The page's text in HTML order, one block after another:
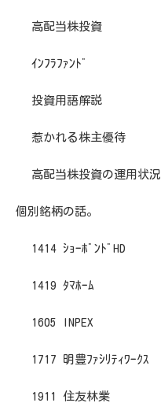
高配当株投資
ｲﾝﾌﾗﾌｧﾝﾄﾞ
投資用語解説
惹かれる株主優待
高配当株投資の運用状況
個別銘柄の話。
1414 ｼｮｰﾎﾞﾝﾄﾞHD
1419 ﾀﾏﾎｰﾑ
1605 INPEX
1717 明豊ﾌｧｼﾘﾃｨﾜｰｸｽ
1911 住友林業